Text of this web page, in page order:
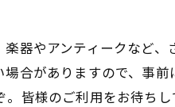
器やアンティークなど、
合がありますので、事前
皆様のご利用をお待ちし